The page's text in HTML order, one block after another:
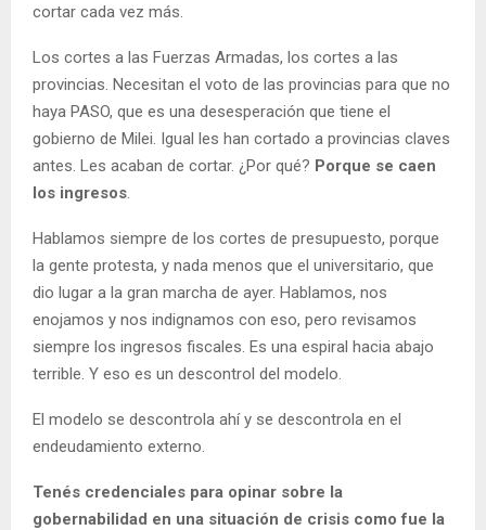
cortar cada vez más.
Los cortes a las Fuerzas Armadas, los cortes a las
provincias. Necesitan el voto de las provincias para que no
haya PASO, que es una desesperación que tiene el
gobierno de Milei. Igual les han cortado a provincias claves
antes. Les acaban de cortar. ¿Por qué? Porque se caen
los ingresos.
Hablamos siempre de los cortes de presupuesto, porque
la gente protesta, y nada menos que el universitario, que
dio lugar a la gran marcha de ayer. Hablamos, nos
enojamos y nos indignamos con eso, pero revisamos
siempre los ingresos fiscales. Es una espiral hacia abajo
terrible. Y eso es un descontrol del modelo.
El modelo se descontrola ahí y se descontrola en el
endeudamiento externo.
Tenés credenciales para opinar sobre la
gobernabilidad en una situación de crisis como fue la